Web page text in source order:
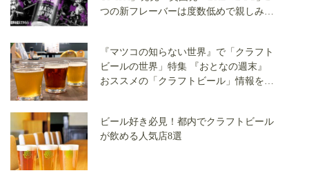
つの新フレーバーは度数低めで親しみや
『マツコの知らない世界』で「クラフト
ビールの世界」特集 『おとなの週末』
おススメの「クラフトビール」情報をご
ビール好き必見！都内でクラフトビール
が飲める人気店8選